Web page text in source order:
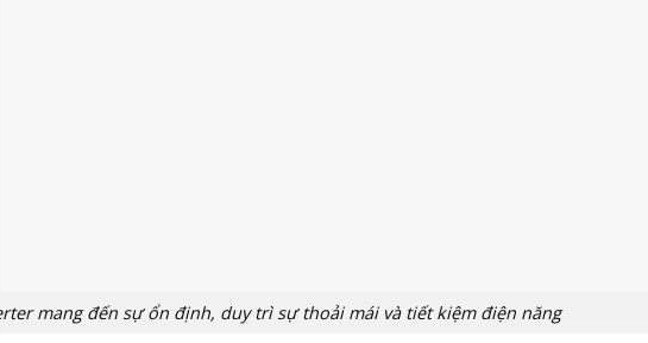
mang đến sự ổn định, duy trì sự thoải mái và tiết kiệm điện năng